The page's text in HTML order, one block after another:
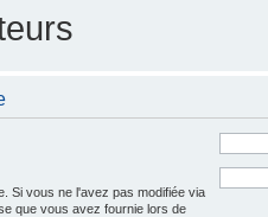
Si vous ne l'avez pas modifiée via
que vous avez fournie lors de